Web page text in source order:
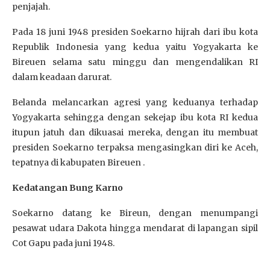
penjajah.
Pada 18 juni 1948 presiden Soekarno hijrah dari ibu kota
Republik Indonesia yang kedua yaitu Yogyakarta ke
Bireuen selama satu minggu dan mengendalikan RI
dalam keadaan darurat.
Belanda melancarkan agresi yang keduanya terhadap
Yogyakarta sehingga dengan sekejap ibu kota RI kedua
itupun jatuh dan dikuasai mereka, dengan itu membuat
presiden Soekarno terpaksa mengasingkan diri ke Aceh,
tepatnya di kabupaten Bireuen .
Kedatangan Bung Karno
Soekarno datang ke Bireun, dengan menumpangi
pesawat udara Dakota hingga mendarat di lapangan sipil
Cot Gapu pada juni 1948.